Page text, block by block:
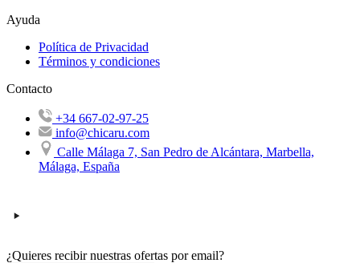
Ayuda
Política de Privacidad
Términos y condiciones
Contacto
+34 667-02-97-25
info@chicaru.com
Calle Málaga 7, San Pedro de Alcántara, Marbella,
Málaga, España
¿Quieres recibir nuestras ofertas por email?